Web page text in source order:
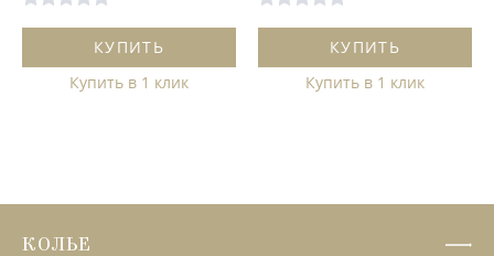
КУПИТЬ
Купить в 1 клик
КУПИТЬ
Купить в 1 клик
КОЛЬЕ